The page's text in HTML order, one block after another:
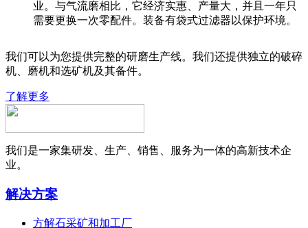
业。与气流磨相比，它经济实惠、产量大，并且一年只
需要更换一次零配件。装备有袋式过滤器以保护环境。
我们可以为您提供完整的研磨生产线。我们还提供独立的破碎
机、磨机和选矿机及其备件。
了解更多
我们是一家集研发、生产、销售、服务为一体的高新技术企
业。
解决方案
方解石采矿和加工厂